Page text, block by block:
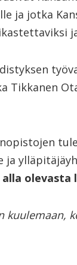
ja jotka
Tikkanen
ja
alla olevasta
kuulemaan,